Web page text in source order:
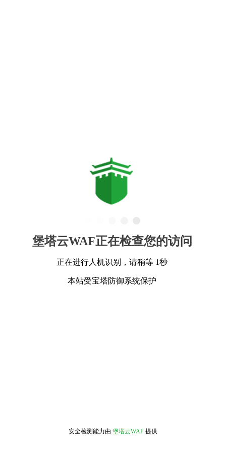
堡塔云WAF正在检查您的访问
正在进行人机识别，请稍等 1秒
本站受宝塔防御系统保护
安全检测能力由 堡塔云WAF 提供